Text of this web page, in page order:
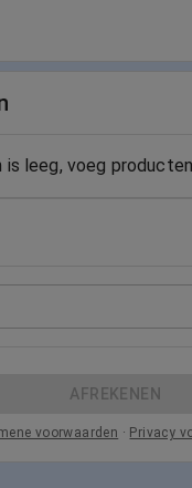
is leeg, voeg
AFREKENEN
voorwaarden · Privacy